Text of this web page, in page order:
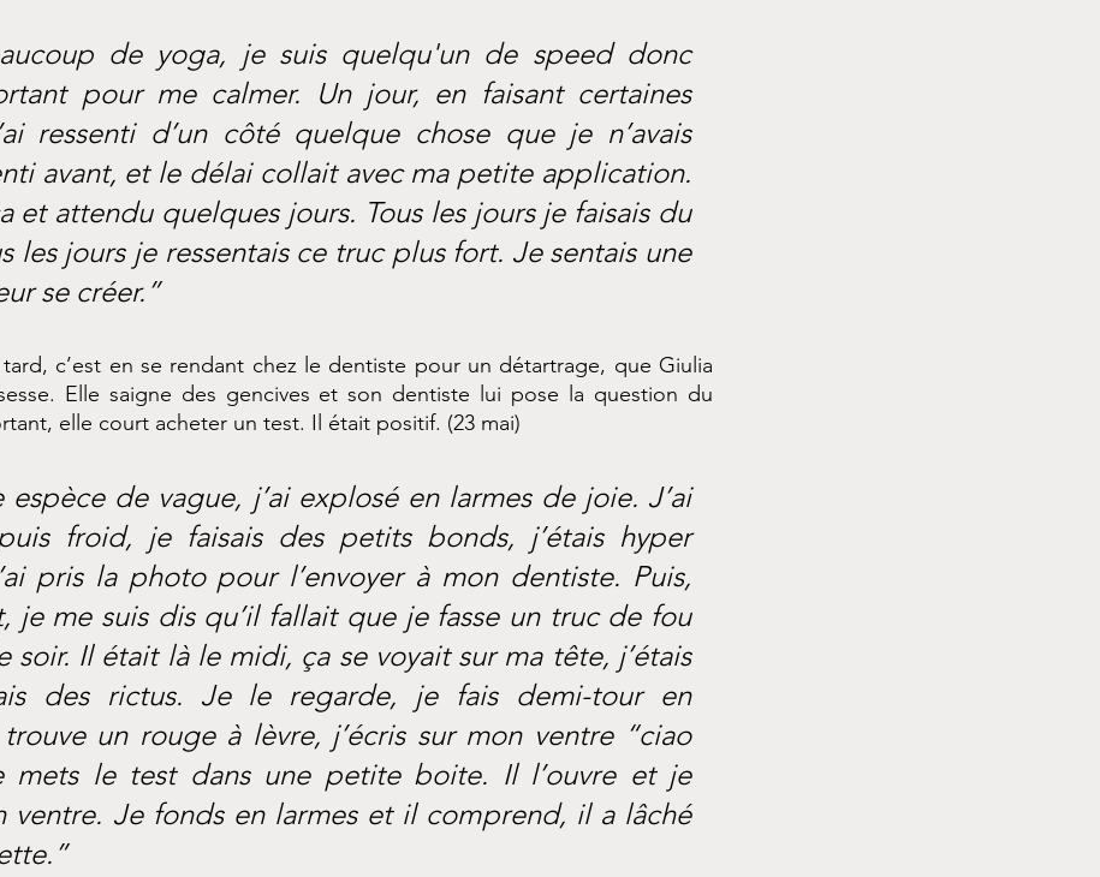
de yoga, je suis quelqu'un de speed donc
pour me calmer. Un jour, en faisant certaines
ressenti d’un côté quelque chose que je n’avais
avant, et le délai collait avec ma petite application.
et attendu quelques jours. Tous les jours je faisais du
les jours je ressentais ce truc plus fort. Je sentais une
se créer.”
c’est en se rendant chez le dentiste pour un détartrage, que Giulia
Elle saigne des gencives et son dentiste lui pose la question du
elle court acheter un test. Il était positif. (23 mai)
espèce de vague, j’ai explosé en larmes de joie. J’ai
froid, je faisais des petits bonds, j’étais hyper
pris la photo pour l’envoyer à mon dentiste. Puis,
je me suis dis qu’il fallait que je fasse un truc de fou
soir. Il était là le midi, ça se voyait sur ma tête, j’étais
des rictus. Je le regarde, je fais demi-tour en
un rouge à lèvre, j’écris sur mon ventre “ciao
mets le test dans une petite boite. Il l’ouvre et je
ventre. Je fonds en larmes et il comprend, il a lâché